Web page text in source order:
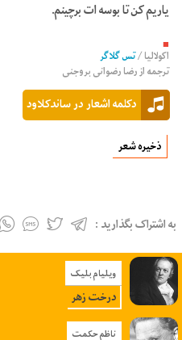
یاریم کن تا بوسه ات برچینم.
■
اکولالیا/تس گلاگر
ترجمه ازرضا رضوانی بروجنی
دکلمه اشعار در ساندکلاود
ذخیره شعر
به اشتراک بگذارید :
ویلیام بلیک
درخت زهر
ناظم حکمت